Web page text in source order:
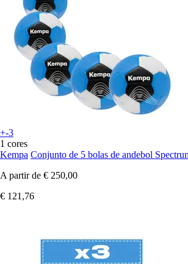
+-3
1 cores
Kempa Conjunto de 5 bolas de andebol
A partir de € 250,00
€ 121,76